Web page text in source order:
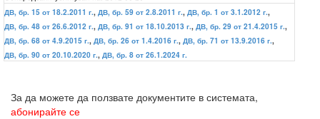
ДВ, бр. 15 от 18.2.2011 г., ДВ, бр. 59 от 2.8.2011 г., ДВ, бр. 1 от 3.1.2012 г.,
ДВ, бр. 48 от 26.6.2012 г., ДВ, бр. 91 от 18.10.2013 г., ДВ, бр. 29 от 21.4.2015 г.,
ДВ, бр. 68 от 4.9.2015 г., ДВ, бр. 26 от 1.4.2016 г., ДВ, бр. 71 от 13.9.2016 г.,
ДВ, бр. 90 от 20.10.2020 г., ДВ, бр. 8 от 26.1.2024 г.
За да можете да ползвате документите в системата,
абонирайте се